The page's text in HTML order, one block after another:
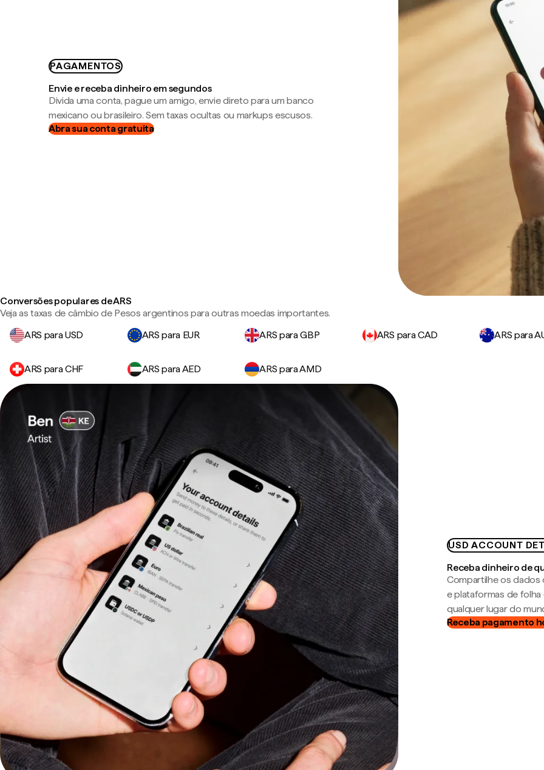
PAGAMENTOS
Envie e receba dinheiro em segundos
Divida uma conta, pague um amigo, envie direto para um banco
mexicano ou brasileiro. Sem taxas ocultas ou markups escusos.
Abra sua conta gratuita
Conversões populares de ARS
Veja as taxas de câmbio de Pesos argentinos para outras moedas importantes.
ARS para USD
ARS para EUR ARS para GBP ARS para CAD ARS para
ARS para CHF ARS para AED ARS para AMD
USD ACCOUNT
Receba dinheiro de
Compartilhe os dados
e plataformas de
qualquer lugar do
Receba pagamento